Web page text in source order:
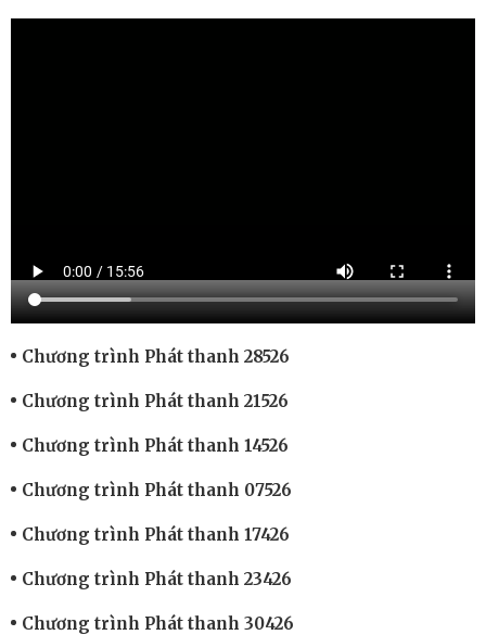
Chương trình Phát thanh 28526
Chương trình Phát thanh 21526
Chương trình Phát thanh 14526
Chương trình Phát thanh 07526
Chương trình Phát thanh 17426
Chương trình Phát thanh 23426
Chương trình Phát thanh 30426